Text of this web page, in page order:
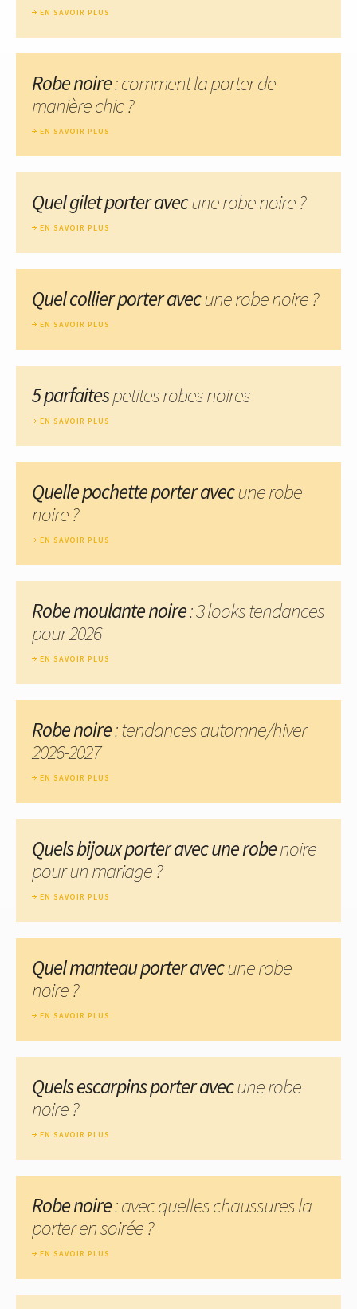
EN SAVOIR PLUS
Robe noire: comment la porter de
manière chic ?
EN SAVOIR PLUS
Quel gilet porter avecune robe noire ?
EN SAVOIR PLUS
Quel collier porter avecune robe noire ?
EN SAVOIR PLUS
5 parfaitespetites robes noires
EN SAVOIR PLUS
Quelle pochette porter avecune robe
noire ?
EN SAVOIR PLUS
Robe moulante noire: 3 looks tendances
pour 2026
EN SAVOIR PLUS
Robe noire: tendances automne/hiver
2026-2027
EN SAVOIR PLUS
Quels bijoux porter avec une robenoire
pour un mariage ?
EN SAVOIR PLUS
Quel manteau porter avecune robe
noire ?
EN SAVOIR PLUS
Quels escarpins porter avecune robe
noire ?
EN SAVOIR PLUS
Robe noire: avec quelles chaussures la
porter en soirée ?
EN SAVOIR PLUS